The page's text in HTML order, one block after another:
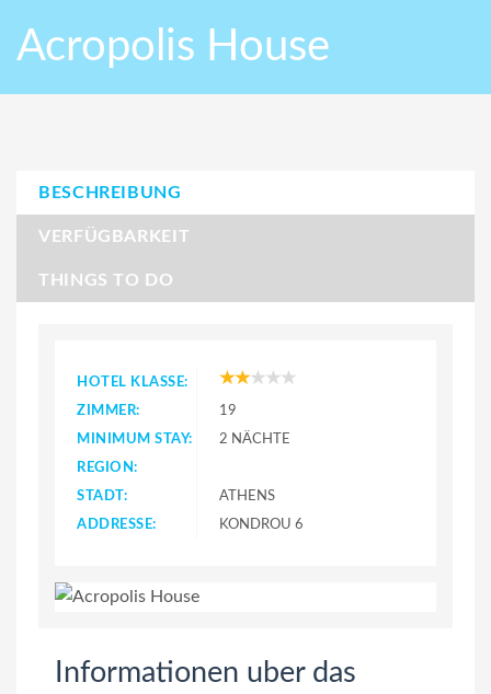
Acropolis House
BESCHREIBUNG
VERFÜGBARKEIT
THINGS TO DO
HOTEL KLASSE:
ZIMMER:
19
MINIMUM STAY:
2 NÄCHTE
REGION:
STADT:
ATHENS
ADDRESSE:
KONDROU 6
Informationen uber das